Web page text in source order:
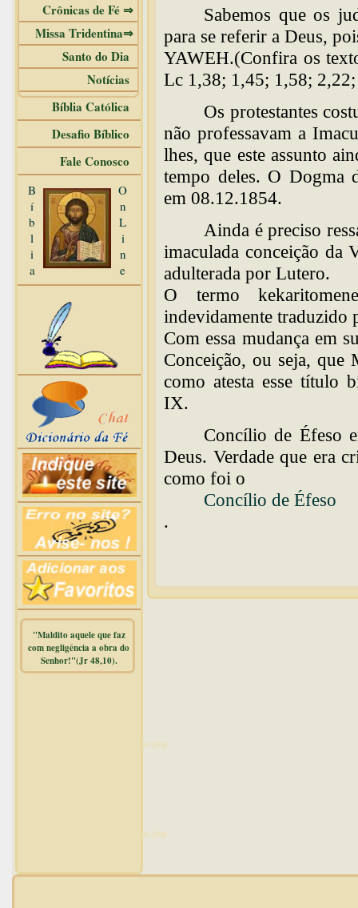
Crônicas de Fé ⇒
Missa Tridentina⇒
Santo do Dia
Notícias
Bíblia Católica
Desafio Bíblico
Fale Conosco
B
í
b
l
i
a
O
n
L
i
n
e
"Maldito aquele que faz
com negligência a obra do
Senhor!"(Jr 48,10).
/home/dicionar/public_html/online.php
/home/dicionar/public_html/online.php
Sabemos que os
para se referir a Deus,
YAWEH.(Confira os
Lc 1,38; 1,45; 1,58;
Os protestantes
não professavam a
lhes, que este assunto
tempo deles. O Dogma
em 08.12.1854.
Ainda é preciso
imaculada conceição da
adulterada por Lutero.
O termo
indevidamente traduzido
Com essa mudança em
Conceição, ou seja, que
como atesta esse título
IX.
Concílio de Éfeso
Deus. Verdade que era
como foi o
Concílio de Éfeso
.